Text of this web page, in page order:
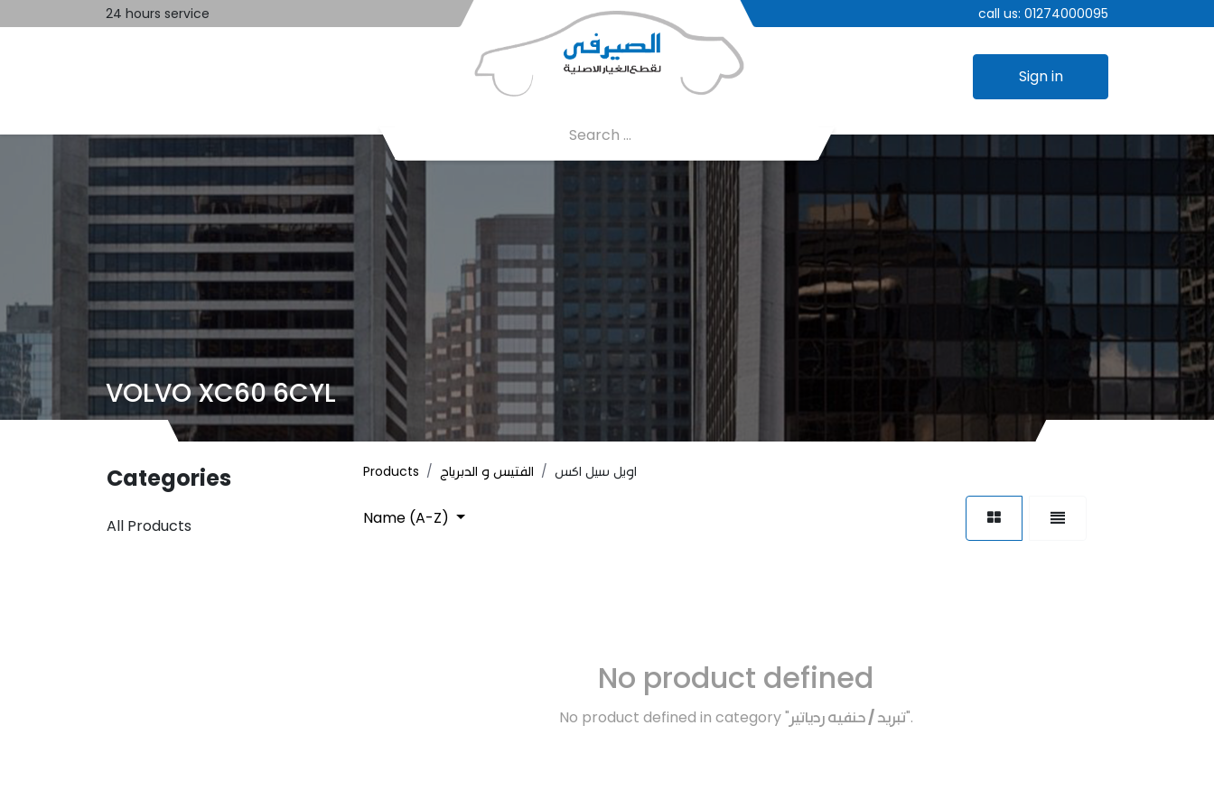
24 hours service call us: 01274000095
Sign in
VOLVO XC60 6CYL
Categories
All Products
Products الفتيس و الدبرياج اويل سيل اكس
Name (A-Z)
No product defined
No product defined in category "تبريد / حنفيه ردياتير".